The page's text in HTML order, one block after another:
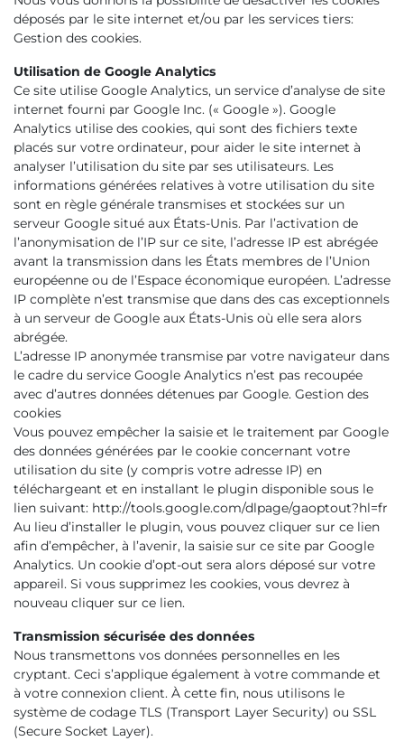
déposés par le site internet et/ou par les services tiers:
Gestion des cookies.
Utilisation de Google Analytics
Ce site utilise Google Analytics, un service d’analyse de site
internet fourni par Google Inc. (« Google »). Google
Analytics utilise des cookies, qui sont des fichiers texte
placés sur votre ordinateur, pour aider le site internet à
analyser l’utilisation du site par ses utilisateurs. Les
informations générées relatives à votre utilisation du site
sont en règle générale transmises et stockées sur un
serveur Google situé aux États-Unis. Par l’activation de
l’anonymisation de l’IP sur ce site, l’adresse IP est abrégée
avant la transmission dans les États membres de l’Union
européenne ou de l’Espace économique européen. L’adresse
IP complète n’est transmise que dans des cas exceptionnels
à un serveur de Google aux États-Unis où elle sera alors
abrégée.
L’adresse IP anonymée transmise par votre navigateur dans
le cadre du service Google Analytics n’est pas recoupée
avec d’autres données détenues par Google. Gestion des
cookies
Vous pouvez empêcher la saisie et le traitement par Google
des données générées par le cookie concernant votre
utilisation du site (y compris votre adresse IP) en
téléchargeant et en installant le plugin disponible sous le
lien suivant: http://tools.google.com/dlpage/gaoptout?hl=fr
Au lieu d’installer le plugin, vous pouvez cliquer sur ce lien
afin d’empêcher, à l’avenir, la saisie sur ce site par Google
Analytics. Un cookie d’opt-out sera alors déposé sur votre
appareil. Si vous supprimez les cookies, vous devrez à
nouveau cliquer sur ce lien.
Transmission sécurisée des données
Nous transmettons vos données personnelles en les
cryptant. Ceci s’applique également à votre commande et
à votre connexion client. À cette fin, nous utilisons le
système de codage TLS (Transport Layer Security) ou SSL
(Secure Socket Layer).